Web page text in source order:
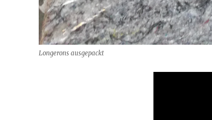
Longerons ausgepackt